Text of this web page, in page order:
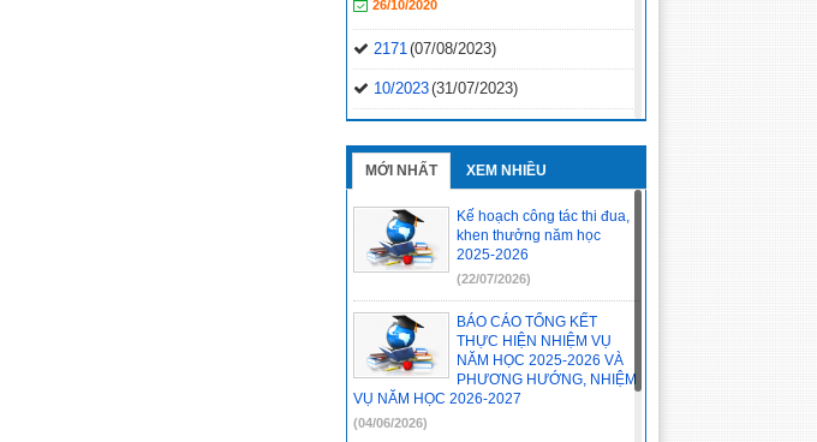
26/10/2020
2171(07/08/2023)
10/2023(31/07/2023)
1814/KL-BGDĐT(07/02/2023)
2496-QD-UBND (10/10/2022)
2495-QD-UBND(10/10/2022)
2494-QD-UBND(10/10/2022)
888/TB-UBND(31/08/2022)
2397/QĐ-UBND (26/08/2022)
31/2022/NQ-HĐND(16/08/2022)
MỚI NHẤT XEM NHIỀU
Kế hoạch công tác thi đua,
khen thưởng năm học
2025-2026
(22/07/2026)
BÁO CÁO TỔNG KẾT
THỰC HIỆN NHIỆM VỤ
NĂM HỌC 2025-2026 VÀ
PHƯƠNG HƯỚNG, NHIỆM
VỤ NĂM HỌC 2026-2027
(04/06/2026)